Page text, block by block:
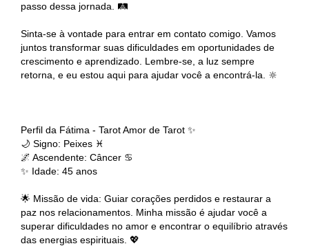
passo dessa jornada. 🛤️
Sinta-se à vontade para entrar em contato comigo. Vamos
juntos transformar suas dificuldades em oportunidades de
crescimento e aprendizado. Lembre-se, a luz sempre
retorna, e eu estou aqui para ajudar você a encontrá-la. 🔆
Perfil da Fátima - Tarot Amor de Tarot ✨
🌙 Signo: Peixes ♓
🌌 Ascendente: Câncer ♋
✨ Idade: 45 anos
🌟 Missão de vida: Guiar corações perdidos e restaurar a
paz nos relacionamentos. Minha missão é ajudar você a
superar dificuldades no amor e encontrar o equilíbrio através
das energias espirituais. 💖